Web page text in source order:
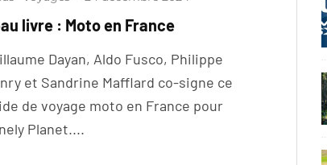
livre : Moto en France
Dayan, Aldo Fusco, Philippe
et Sandrine Mafflard co-signe ce
de voyage moto en France pour
Planet....